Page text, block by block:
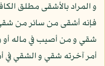
و المراد بالأشقى مطلق
فإنه أشقى من سائر من شقي
شقي و من أصيب في ماله
أمر آخرته شقي و الشقي في